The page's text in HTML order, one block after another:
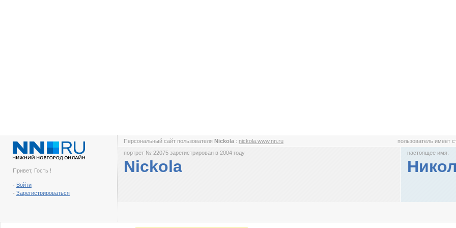
Привет, Гость !
- Войти
- Зарегистрироваться
Персональный сайт пользователя Nickola : nickola.www.nn.ru пользователь имеет
портрет № 22075 зарегистрирован в 2004 году
Nickola
настоящее имя: